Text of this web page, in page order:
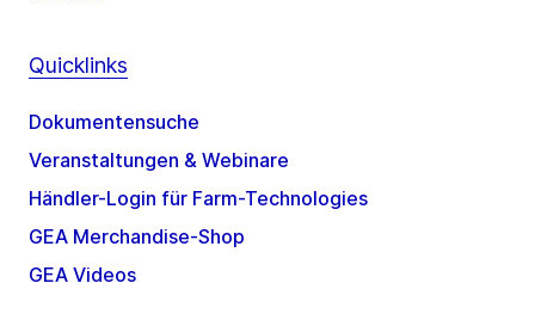
Quicklinks
Dokumentensuche
Veranstaltungen & Webinare
Händler-Login für Farm-Technologies
GEA Merchandise-Shop
GEA Videos